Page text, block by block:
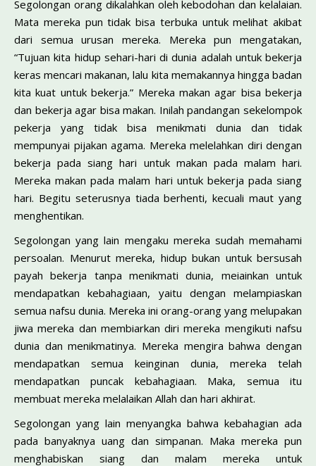
Segolongan orang dikalahkan oleh kebodohan dan kelalaian.
Mata mereka pun tidak bisa terbuka untuk melihat akibat
dari semua urusan mereka. Mereka pun mengatakan,
“Tujuan kita hidup sehari-hari di dunia adalah untuk bekerja
keras mencari makanan, lalu kita memakannya hingga badan
kita kuat untuk bekerja.” Mereka makan agar bisa bekerja
dan bekerja agar bisa makan. Inilah pandangan sekelompok
pekerja yang tidak bisa menikmati dunia dan tidak
mempunyai pijakan agama. Mereka melelahkan diri dengan
bekerja pada siang hari untuk makan pada malam hari.
Mereka makan pada malam hari untuk bekerja pada siang
hari. Begitu seterusnya tiada berhenti, kecuali maut yang
menghentikan.
Segolongan yang lain mengaku mereka sudah memahami
persoalan. Menurut mereka, hidup bukan untuk bersusah
payah bekerja tanpa menikmati dunia, meiainkan untuk
mendapatkan kebahagiaan, yaitu dengan melampiaskan
semua nafsu dunia. Mereka ini orang-orang yang melupakan
jiwa mereka dan membiarkan diri mereka mengikuti nafsu
dunia dan menikmatinya. Mereka mengira bahwa dengan
mendapatkan semua keinginan dunia, mereka telah
mendapatkan puncak kebahagiaan. Maka, semua itu
membuat mereka melalaikan Allah dan hari akhirat.
Segolongan yang lain menyangka bahwa kebahagian ada
pada banyaknya uang dan simpanan. Maka mereka pun
menghabiskan siang dan malam mereka untuk